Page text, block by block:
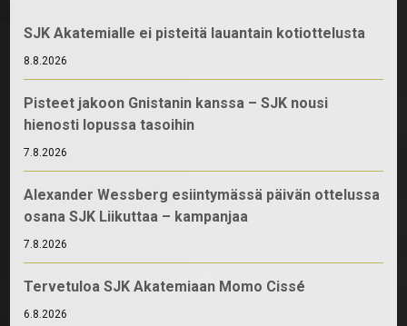
SJK Akatemialle ei pisteitä lauantain kotiottelusta
8.8.2026
Pisteet jakoon Gnistanin kanssa – SJK nousi
hienosti lopussa tasoihin
7.8.2026
Alexander Wessberg esiintymässä päivän ottelussa
osana SJK Liikuttaa – kampanjaa
7.8.2026
Tervetuloa SJK Akatemiaan Momo Cissé
6.8.2026